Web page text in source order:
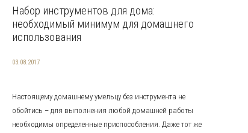
Набор инструментов для дома:
необходимый минимум для домашнего
использования
03.08.2017
Настоящему домашнему умельцу без инструмента не
обойтись – для выполнения любой домашней работы
необходимы определенные приспособления. Даже тот же